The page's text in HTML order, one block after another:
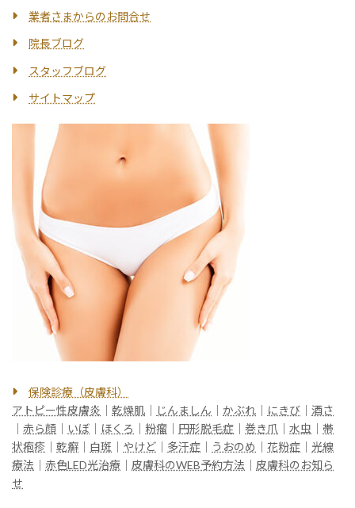
業者さまからのお問合せ
院長ブログ
スタッフブログ
サイトマップ
保険診療（皮膚科）
アトピー性皮膚炎
乾燥肌 じんましん かぶれ にきび
酒さ
赤ら顔 いぼ ほくろ 粉瘤 円形脱毛症 巻き爪 水虫
帯
状疱疹
乾癬 白斑 やけど 多汗症 うおのめ 花粉症
光線
療法
赤色LED光治療 皮膚科のWEB予約方法
皮膚科のお知ら
せ